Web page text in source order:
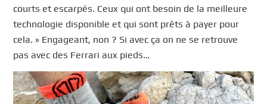
courts et escarpés. Ceux qui ont besoin de la meilleure
technologie disponible et qui sont prêts à payer pour
cela. » Engageant, non ? Si avec ça on ne se retrouve
pas avec des Ferrari aux pieds…